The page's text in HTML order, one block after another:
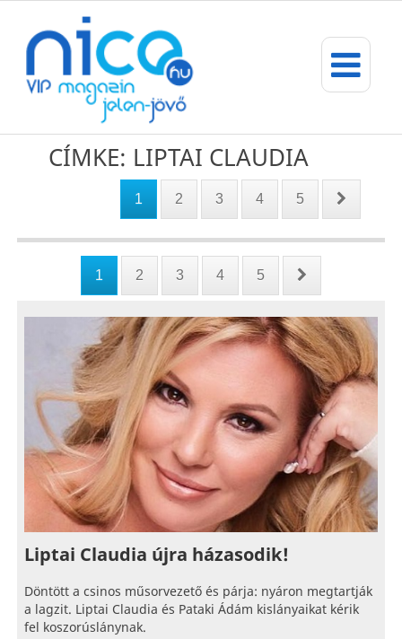
CÍMKE: LIPTAI CLAUDIA
1 2 3 4 5
1 2 3 4 5
Liptai Claudia újra házasodik!
Döntött a csinos műsorvezető és párja: nyáron megtartják
a lagzit. Liptai Claudia és Pataki Ádám kislányaikat kérik
fel koszorúslánynak.